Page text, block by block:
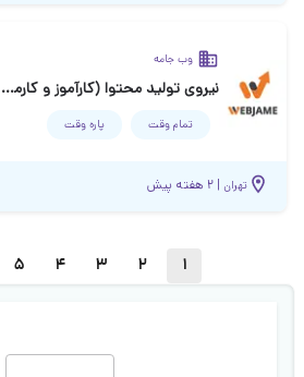
وب جامه
نیروی تولید محتوا (کارآموز و کارمند)
تمام وقت پاره وقت
تهران | ۲ هفته پیش
1
2
3
4
5